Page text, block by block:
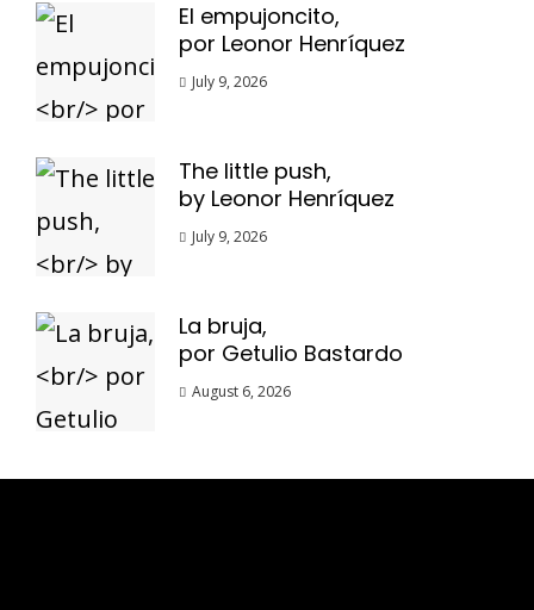
El empujoncito,
por Leonor Henríquez
July 9, 2026
The little push,
by Leonor Henríquez
July 9, 2026
La bruja,
por Getulio Bastardo
August 6, 2026